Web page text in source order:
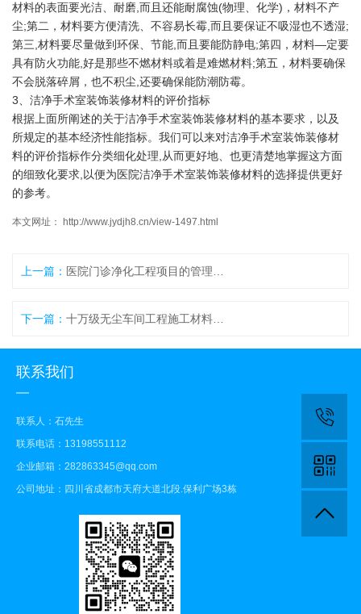
材料的表面要光洁、耐磨,而且还能耐腐蚀(物理、化学)，材料不产
尘;第二，材料要方便清洗、不容易长霉,而且要保证不吸湿也不透湿;
第三,材料要尽量做到环保、节能,而且要能防静电;第四，材料—定要
具有防火功能,好是那些不燃材料或着是难燃材料;第五，材料要确保
不会脱落碎屑，也不积尘,还要确保能防潮防霉。
3、洁净手术室装饰装修材料的评价指标
根据上面所阐述的关于洁净手术室装饰装修材料的基本要求，以及
所规定的基本经济性能指标。我们可以来对洁净手术室装饰装修材
料的评价指标作分类细化处理,从而更好地、也更清楚地掌握这方面
的细致化要求,以便为医院洁净手术室装饰装修材料的选择提供更好
的参考。
本文网址： http://www.jydjh8.cn/view-1497.html
上一篇：
下一篇：
联系我们
联系人：石先生
联系电话：13198551112
企业邮箱：282863345@qq.com
公司地址：四川省成都市天府大道北段.保利广场3栋